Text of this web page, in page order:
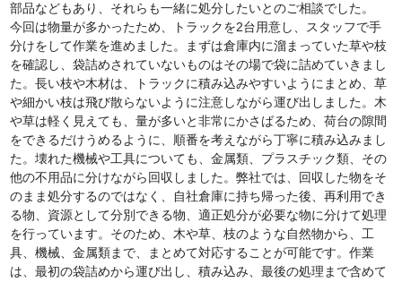
部品などもあり、それらも一緒に処分したいとのご相談でした。
今回は物量が多かったため、トラックを2台用意し、スタッフで手
分けをして作業を進めました。まずは倉庫内に溜まっていた草や枝
を確認し、袋詰めされていないものはその場で袋に詰めていきまし
た。長い枝や木材は、トラックに積み込みやすいようにまとめ、草
や細かい枝は飛び散らないように注意しながら運び出しました。木
や草は軽く見えても、量が多いと非常にかさばるため、荷台の隙間
をできるだけうめるように、順番を考えながら丁寧に積み込みまし
た。壊れた機械や工具についても、金属類、プラスチック類、その
他の不用品に分けながら回収しました。弊社では、回収した物をそ
のまま処分するのではなく、自社倉庫に持ち帰った後、再利用でき
る物、資源として分別できる物、適正処分が必要な物に分けて処理
を行っています。そのため、木や草、枝のような自然物から、工
具、機械、金属類まで、まとめて対応することが可能です。作業
は、最初の袋詰めから運び出し、積み込み、最後の処理まで含めて